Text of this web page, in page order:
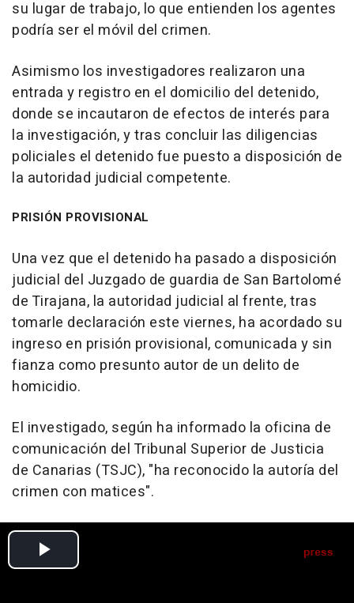
su lugar de trabajo, lo que entienden los agentes
podría ser el móvil del crimen.
Asimismo los investigadores realizaron una
entrada y registro en el domicilio del detenido,
donde se incautaron de efectos de interés para
la investigación, y tras concluir las diligencias
policiales el detenido fue puesto a disposición de
la autoridad judicial competente.
PRISIÓN PROVISIONAL
Una vez que el detenido ha pasado a disposición
judicial del Juzgado de guardia de San Bartolomé
de Tirajana, la autoridad judicial al frente, tras
tomarle declaración este viernes, ha acordado su
ingreso en prisión provisional, comunicada y sin
fianza como presunto autor de un delito de
homicidio.
El investigado, según ha informado la oficina de
comunicación del Tribunal Superior de Justicia
de Canarias (TSJC), "ha reconocido la autoría del
crimen con matices".